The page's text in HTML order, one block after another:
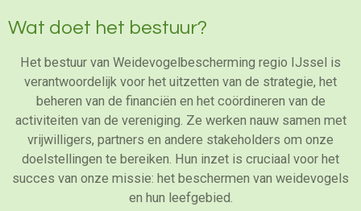
Wat doet het bestuur?
Het bestuur van Weidevogelbescherming regio IJssel is
verantwoordelijk voor het uitzetten van de strategie, het
beheren van de financiën en het coördineren van de
activiteiten van de vereniging. Ze werken nauw samen met
vrijwilligers, partners en andere stakeholders om onze
doelstellingen te bereiken. Hun inzet is cruciaal voor het
succes van onze missie: het beschermen van weidevogels
en hun leefgebied.